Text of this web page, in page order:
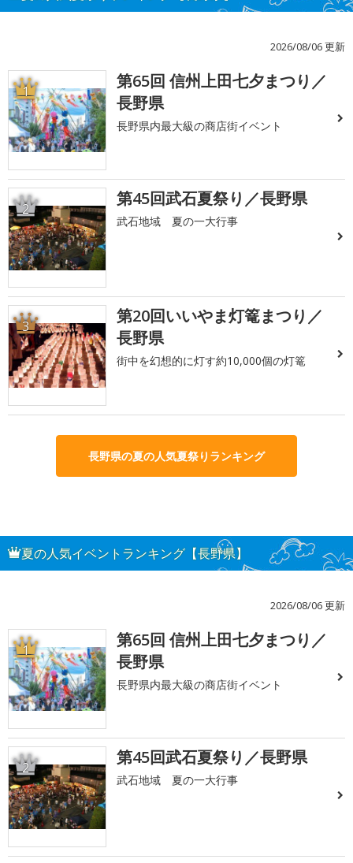
2026/08/06 更新
1
第65回 信州上田七夕まつり／
長野県
長野県内最大級の商店街イベント
2 第45回武石夏祭り／長野県
武石地域 夏の一大行事
3
第20回いいやま灯篭まつり／
長野県
街中を幻想的に灯す約10,000個の灯篭
長野県の夏の人気夏祭りランキング
夏の人気イベントランキング【長野県】
2026/08/06 更新
1
第65回 信州上田七夕まつり／
長野県
長野県内最大級の商店街イベント
2 第45回武石夏祭り／長野県
武石地域 夏の一大行事